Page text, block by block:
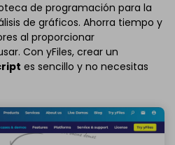
de programación para la
de gráficos. Ahorra tiempo y
al proporcionar
Con yFiles, crear un
es sencillo y no necesitas